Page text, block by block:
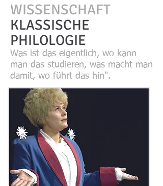
WISSENSCHAFT
KLASSISCHE
PHILOLOGIE
Was ist das eigentlich, wo kann
man das studieren, was macht man
damit, wo führt das hin".